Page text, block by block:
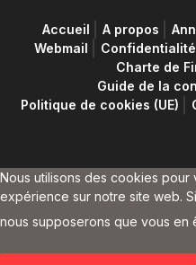
Accueil A propos
Webmail
Charte de
Guide de la
Politique de cookies (UE)
Nous utilisons des cookies pour
expérience sur notre site web.
nous supposerons que vous en